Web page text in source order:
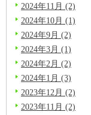
2024年11月 (2)
2024年10月 (1)
2024年9月 (2)
2024年3月 (1)
2024年2月 (2)
2024年1月 (3)
2023年12月 (2)
2023年11月 (2)